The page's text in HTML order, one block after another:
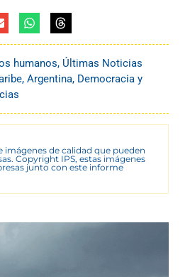
humanos, Últimas Noticias
, Argentina, Democracia y
imágenes de calidad que pueden
Copyright IPS, estas imágenes
junto con este informe